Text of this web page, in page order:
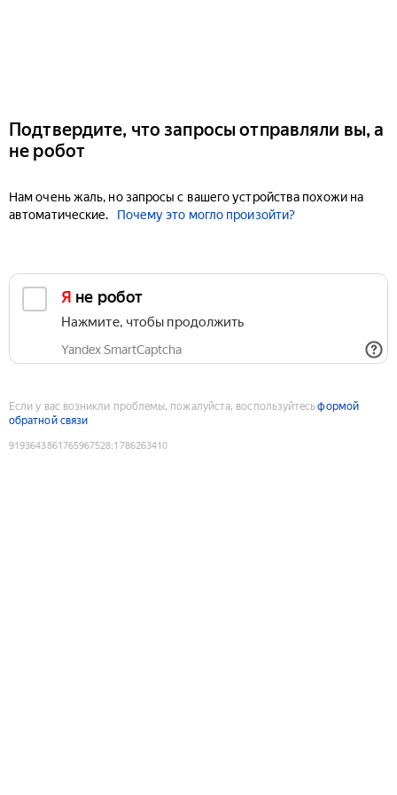
Подтвердите, что запросы отправляли вы, а
не робот
Нам очень жаль, но запросы с вашего устройства похожи на
автоматические.
Почему это могло произойти?
Я не робот
Нажмите, чтобы продолжить
Yandex SmartCaptcha
Если у вас возникли проблемы, пожалуйста, воспользуйтесьформой
обратной связи
9193643861765967528:1786263410